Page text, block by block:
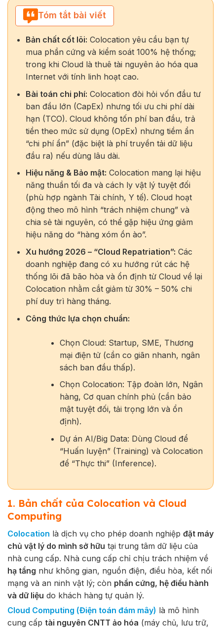
Tóm tắt bài viết
Bản chất cốt lõi: Colocation yêu cầu bạn tự
mua phần cứng và kiểm soát 100% hệ thống;
trong khi Cloud là thuê tài nguyên ảo hóa qua
Internet với tính linh hoạt cao.
Bài toán chi phí: Colocation đòi hỏi vốn đầu tư
ban đầu lớn (CapEx) nhưng tối ưu chi phí dài
hạn (TCO). Cloud không tốn phí ban đầu, trả
tiền theo mức sử dụng (OpEx) nhưng tiềm ẩn
“chi phí ẩn” (đặc biệt là phí truyền tải dữ liệu
đầu ra) nếu dùng lâu dài.
Hiệu năng & Bảo mật: Colocation mang lại hiệu
năng thuần tối đa và cách ly vật lý tuyệt đối
(phù hợp ngành Tài chính, Y tế). Cloud hoạt
động theo mô hình “trách nhiệm chung” và
chia sẻ tài nguyên, có thể gặp hiệu ứng giảm
hiệu năng do “hàng xóm ồn ào”.
Xu hướng 2026 – “Cloud Repatriation”: Các
doanh nghiệp đang có xu hướng rút các hệ
thống lõi đã bão hòa và ổn định từ Cloud về lại
Colocation nhằm cắt giảm từ 30% – 50% chi
phí duy trì hàng tháng.
Công thức lựa chọn chuẩn:
Chọn Cloud: Startup, SME, Thương
mại điện tử (cần co giãn nhanh, ngân
sách ban đầu thấp).
Chọn Colocation: Tập đoàn lớn, Ngân
hàng, Cơ quan chính phủ (cần bảo
mật tuyệt đối, tải trọng lớn và ổn
định).
Dự án AI/Big Data: Dùng Cloud để
“Huấn luyện” (Training) và Colocation
để “Thực thi” (Inference).
1. Bản chất của Colocation và Cloud
Computing
Colocation là dịch vụ cho phép doanh nghiệp đặt máy
chủ vật lý do mình sở hữu tại trung tâm dữ liệu của
nhà cung cấp. Nhà cung cấp chỉ chịu trách nhiệm về
hạ tầng như không gian, nguồn điện, điều hòa, kết nối
mạng và an ninh vật lý; còn phần cứng, hệ điều hành
và dữ liệu do khách hàng tự quản lý.
Cloud Computing (Điện toán đám mây) là mô hình
cung cấp tài nguyên CNTT ảo hóa (máy chủ, lưu trữ,